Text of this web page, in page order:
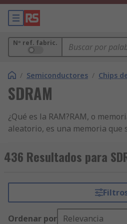
Nº ref. fabric.
/ Semiconductores / Chips
SDRAM
¿Qué es la RAM?RAM, o
aleatorio, es una memoria que
computación. Se encuentra en
portátiles como smartphones,
ordenadores de sobremesa,
más. La RAM permite a estos
procesar tareas, gestionar
436 Resultados para
Ordenar por Relevancia